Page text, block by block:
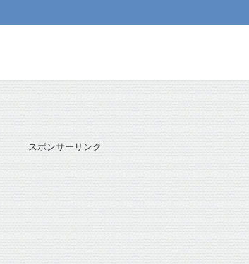
スポンサーリンク